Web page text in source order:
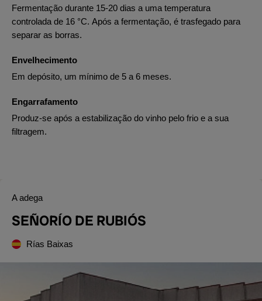
Fermentação durante 15-20 dias a uma temperatura
controlada de 16 °C. Após a fermentação, é trasfegado para
separar as borras.
Envelhecimento
Em depósito, um mínimo de 5 a 6 meses.
Engarrafamento
Produz-se após a estabilização do vinho pelo frio e a sua
filtragem.
A adega
SEÑORÍO DE RUBIÓS
Rías Baixas